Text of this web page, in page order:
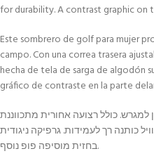
for durability. A contrast graphic on
Este sombrero de golf para mujer
campo. Con una correa trasera
hecha de tela de sarga de algodón
gráfico de contraste en la parte
כולל רצועה אחורית מתכווננת
כותנה רך לעמידות. גרפיקה ניגודית
בחזית מוסיפה פופ נוסף.